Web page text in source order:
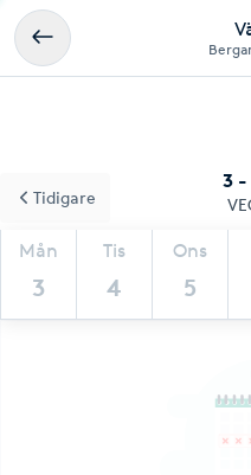
3 -
Mån
3
Tis
4
Ons
5
Tidigare